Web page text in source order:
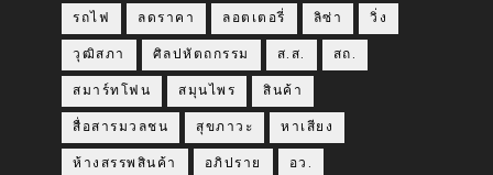
รถไฟ ลดราคา ลอตเตอรี่ ลิซ่า วิ่ง
วุฒิสภา ศิลปหัตถกรรม ส.ส. สถ.
สมาร์ทโฟน สมุนไพร สินค้า
สื่อสารมวลชน สุขภาวะ หาเสียง
ห้างสรรพสินค้า อภิปราย อว.